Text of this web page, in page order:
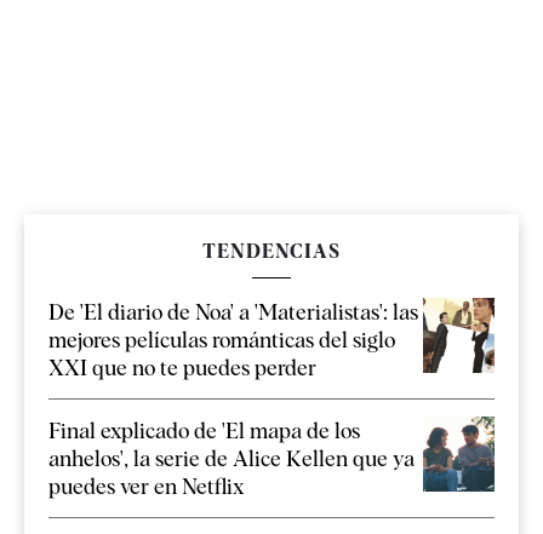
TENDENCIAS
De 'El diario de Noa' a 'Materialistas': las
mejores películas románticas del siglo
XXI que no te puedes perder
Final explicado de 'El mapa de los
anhelos', la serie de Alice Kellen que ya
puedes ver en Netflix